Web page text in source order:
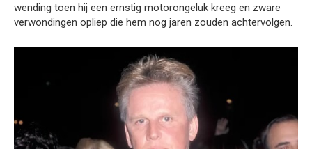
wending toen hij een ernstig motorongeluk kreeg en zware
verwondingen opliep die hem nog jaren zouden achtervolgen.